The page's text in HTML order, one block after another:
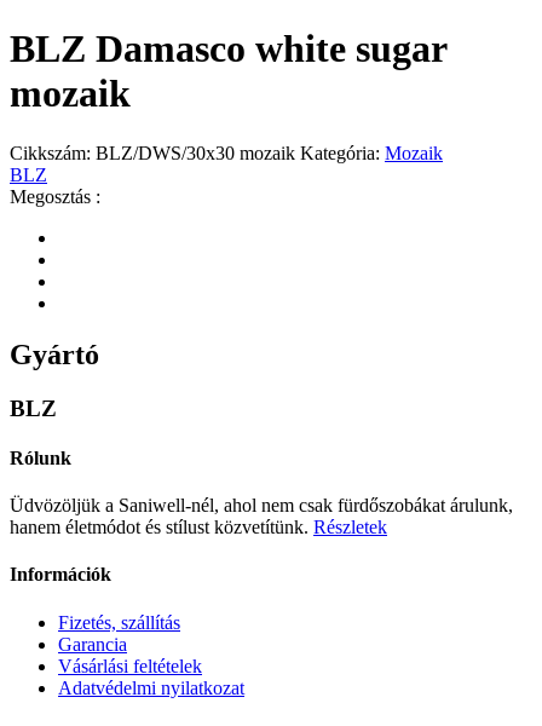
BLZ Damasco white sugar
mozaik
Cikkszám: BLZ/DWS/30x30 mozaik Kategória: Mozaik
BLZ
Megosztás :
Gyártó
BLZ
Rólunk
Üdvözöljük a Saniwell-nél, ahol nem csak fürdőszobákat árulunk,
hanem életmódot és stílust közvetítünk. Részletek
Információk
Fizetés, szállítás
Garancia
Vásárlási feltételek
Adatvédelmi nyilatkozat